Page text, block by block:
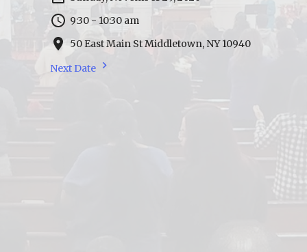
9:30 - 10:30 am
50 East Main St Middletown, NY 10940
Next Date